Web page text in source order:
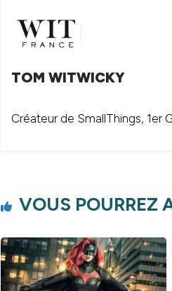
TOM WITWICKY
Créateur de SmallThings, 1er
VOUS POURREZ